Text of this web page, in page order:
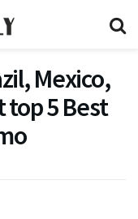
Mexico,
top 5 Best